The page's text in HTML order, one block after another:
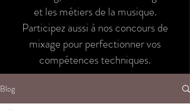
et les métiers de la musique.
Participez aussi à nos concours de
mixage pour perfectionner vos
compétences techniques.
Blog